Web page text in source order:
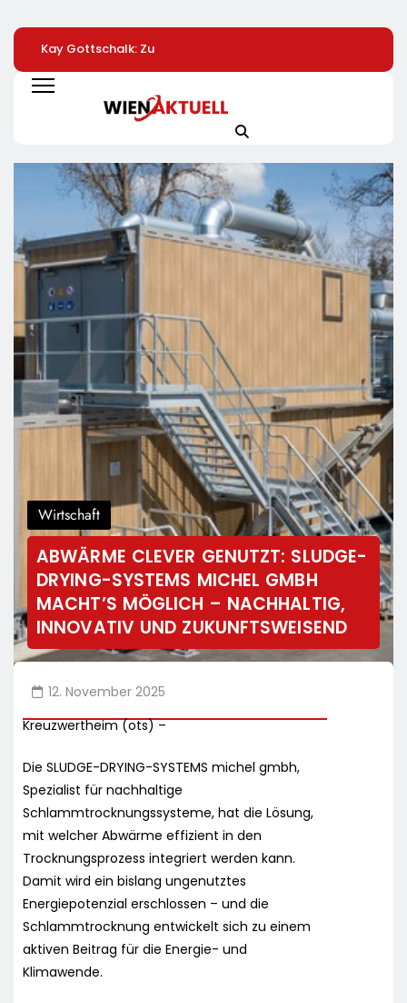
Kay Gottschalk: Zu
Spät, Zu Wenig:
Bundesregierung
Bleibt Echte
Krankenversicherung
Ausgezeichnet
Pizzeria: Gustavo
Wirtschaft
ABWÄRME CLEVER GENUTZT: SLUDGE-
DRYING-SYSTEMS MICHEL GMBH
MACHT’S MÖGLICH – NACHHALTIG,
INNOVATIV UND ZUKUNFTSWEISEND
12. November 2025
Kreuzwertheim (ots) –
Die SLUDGE-DRYING-SYSTEMS michel gmbh,
Spezialist für nachhaltige
Schlammtrocknungssysteme, hat die Lösung,
mit welcher Abwärme effizient in den
Trocknungsprozess integriert werden kann.
Damit wird ein bislang ungenutztes
Energiepotenzial erschlossen – und die
Schlammtrocknung entwickelt sich zu einem
aktiven Beitrag für die Energie- und
Klimawende.